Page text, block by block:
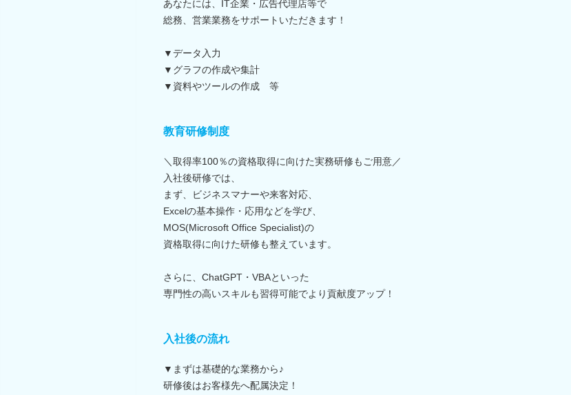
あなたには、IT企業・広告代理店等で
総務、営業業務をサポートいただきます！
▼データ入力
▼グラフの作成や集計
▼資料やツールの作成 等
教育研修制度
＼取得率100％の資格取得に向けた実務研修もご用意／
入社後研修では、
まず、ビジネスマナーや来客対応、
Excelの基本操作・応用などを学び、
MOS(Microsoft Office Specialist)の
資格取得に向けた研修も整えています。
さらに、ChatGPT・VBAといった
専門性の高いスキルも習得可能でより貢献度アップ！
入社後の流れ
▼まずは基礎的な業務から♪
研修後はお客様先へ配属決定！